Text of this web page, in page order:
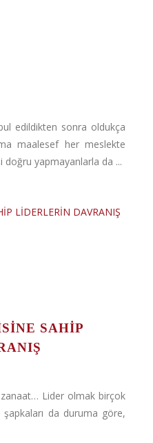
edildikten sonra oldukça
maalesef her meslekte
yapmayanlarla da ...
SAHİP
Lider olmak birçok
da duruma göre,